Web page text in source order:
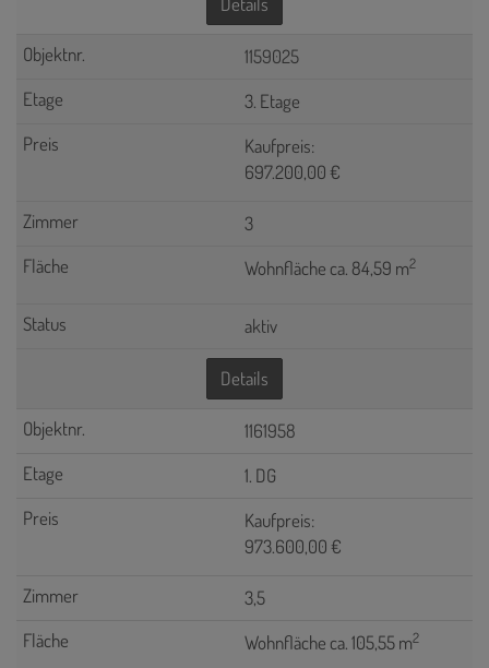
1159025
3. Etage
Kaufpreis:
697.200,00 €
3
Wohnfläche ca. 84,59 m2
aktiv
Details
1161958
1. DG
Kaufpreis:
973.600,00 €
3,5
Wohnfläche ca. 105,55 m2